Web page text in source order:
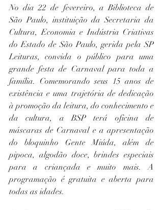
No dia 22 de fevereiro, a Biblioteca de
São Paulo, instituição da Secretaria da
Cultura, Economia e Indústria Criativas
do Estado de São Paulo, gerida pela SP
Leituras, convida o público para uma
grande festa de Carnaval para toda a
família. Comemorando seus 15 anos de
existência e uma trajetória de dedicação
à promoção da leitura, do conhecimento e
da cultura, a BSP terá oficina de
máscaras de Carnaval e a apresentação
do bloquinho Gente Miúda, além de
pipoca, algodão doce, brindes especiais
para a criançada e muito mais. A
programação é gratuita e aberta para
todas as idades.